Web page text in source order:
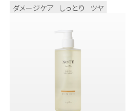
細毛／軟毛
オイル
ジェル
ダメージケア しっとり ツヤ